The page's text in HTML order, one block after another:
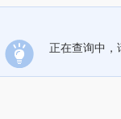
正在查询中，